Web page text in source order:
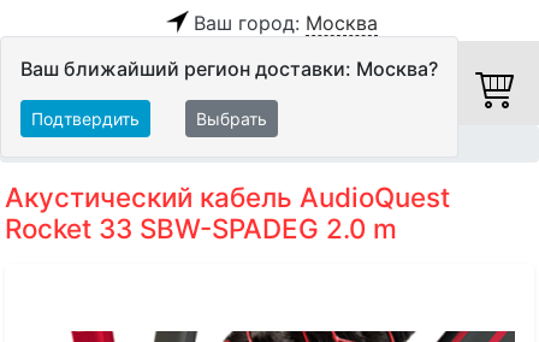
Ваш город: Москва
Ваш ближайший регион доставки: Москва?
Подтвердить Выбрать
Акустический кабель AudioQuest
Rocket 33 SBW-SPADEG 2.0 m